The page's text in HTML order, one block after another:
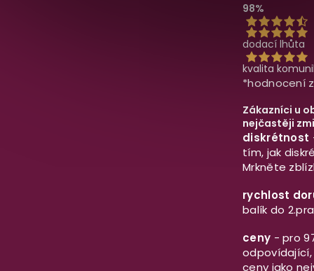
98%
dodací lhůta
kvalita
*hodnocení
Zákazníci u
nejčastěji
diskrétnost
tím, jak
Mrkněte
rychlost
balík do
ceny - pro
odpovídající,
ceny jako